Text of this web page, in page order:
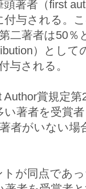
著者（first
付与される。
二著者は50％
）として
与される。
Author賞規定
い著者を受賞
者がいない場
が同点であ